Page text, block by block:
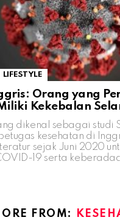
LIFESTYLE
Orang yang
Kekebalan
dikenal sebagai studi
kesehatan di
sejak Juni 2020
19 serta
FROM: